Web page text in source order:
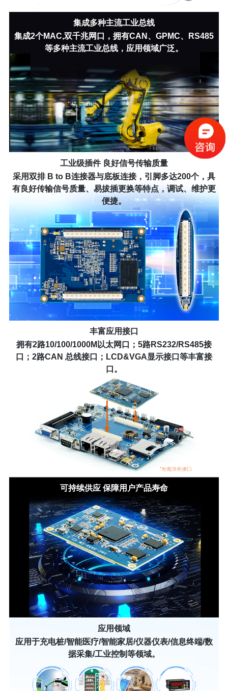
集成多种主流工业总线
集成2个MAC,双千兆网口，拥有CAN、GPMC、RS485
等多种主流工业总线，应用领域广泛。
工业级插件 良好信号传输质量
采用双排 B to B连接器与底板连接，引脚多达200个，具
有良好传输信号质量、易拔插更换等特点，调试、维护更
便捷。
丰富应用接口
拥有2路10/100/1000M以太网口；5路RS232/RS485接
口；2路CAN 总线接口；LCD&VGA显示接口等丰富接
口。
可持续供应 保障用户产品寿命
应用领域
应用于充电桩/智能医疗/智能家居/仪器仪表/信息终端/数
据采集/工业控制等领域。